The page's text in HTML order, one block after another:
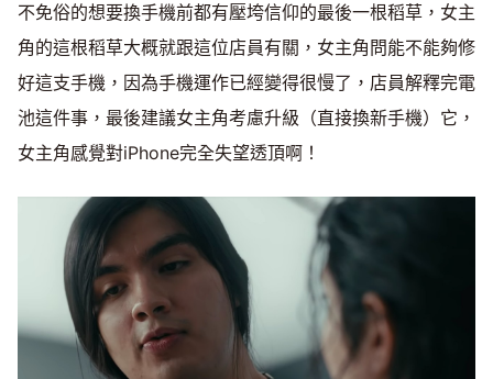
不免俗的想要換手機前都有壓垮信仰的最後一根稻草，女主
角的這根稻草大概就跟這位店員有關，女主角問能不能夠修
好這支手機，因為手機運作已經變得很慢了，店員解釋完電
池這件事，最後建議女主角考慮升級（直接換新手機）它，
女主角感覺對iPhone完全失望透頂啊！